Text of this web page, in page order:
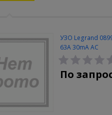
УЗО Legrand
63A 30mA AC
По